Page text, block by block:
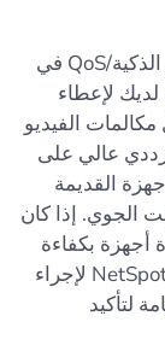
قم بتمكين إدارة قائمة الانتظار الذكية/QoS في
لديك لإعطاء
الفيديو
عالي على
القديمة
الجوي. إذا كان
أجهزة بكفاءة
وتقليل زمن الانتقال. بعد كل تغيير، استخدم NetSpot لإجراء
لتأكيد